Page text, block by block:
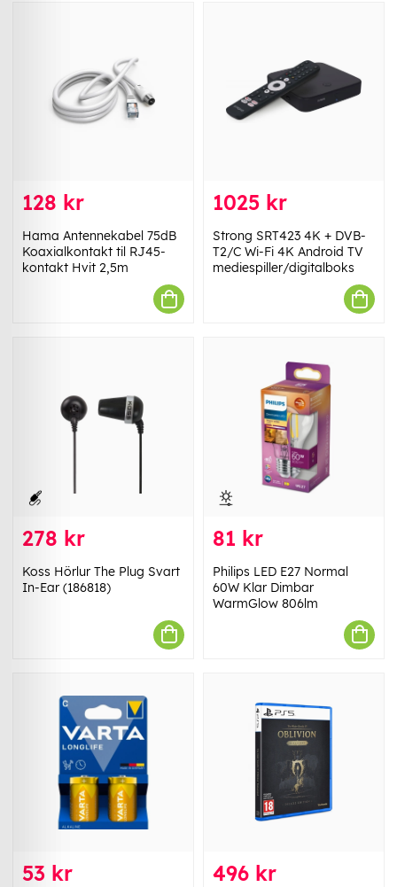
128 kr
Hama Antennekabel 75dB
Koaxialkontakt til RJ45-
kontakt Hvit 2,5m
1025 kr
Strong SRT423 4K + DVB-
T2/C Wi-Fi 4K Android TV
mediespiller/digitalboks
278 kr
Koss Hörlur The Plug Svart
In-Ear (186818)
81 kr
Philips LED E27 Normal
60W Klar Dimbar
WarmGlow 806lm
53 kr 496 kr